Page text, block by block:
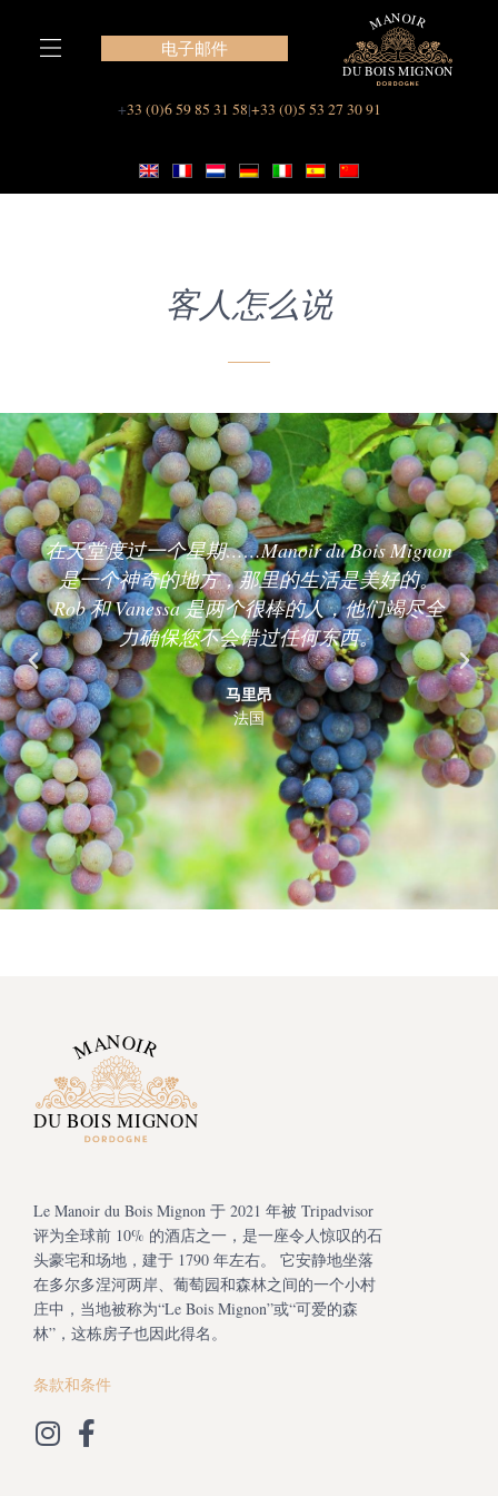
电子邮件
+33 (0)6 59 85 31 58|+33 (0)5 53 27 30 91
客人怎么说
在天堂度过一个星期……Manoir du Bois Mignon
是一个神奇的地方，那里的生活是美好的。
Rob 和 Vanessa 是两个很棒的人，他们竭尽全
力确保您不会错过任何东西。
马里昂
法国
Le Manoir du Bois Mignon 于 2021 年被 Tripadvisor
评为全球前 10% 的酒店之一，是一座令人惊叹的石
头豪宅和场地，建于 1790 年左右。 它安静地坐落
在多尔多涅河两岸、葡萄园和森林之间的一个小村
庄中，当地被称为“Le Bois Mignon”或“可爱的森
林”，这栋房子也因此得名。
条款和条件